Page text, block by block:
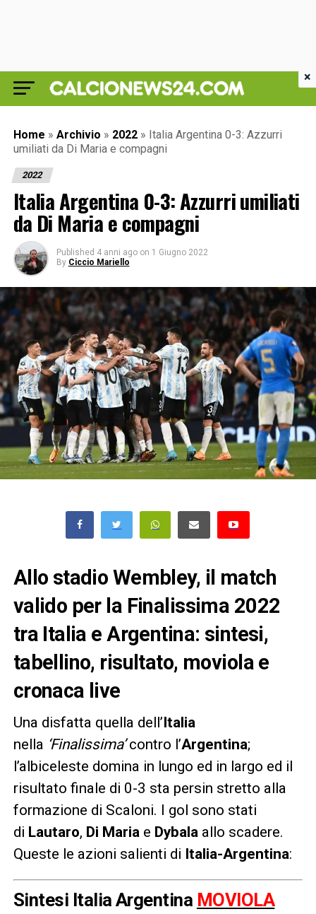
Home » Archivio » 2022 » Italia Argentina 0-3: Azzurri
umiliati da Di Maria e compagni
2022
Italia Argentina 0-3: Azzurri umiliati
da Di Maria e compagni
Published 4 anni ago on 1 Giugno 2022
By Ciccio Mariello
Allo stadio Wembley, il match
valido per la Finalissima 2022
tra Italia e Argentina: sintesi,
tabellino, risultato, moviola e
cronaca live
Una disfatta quella dell’Italia
nella ‘Finalissima’contro l’Argentina;
l’albiceleste domina in lungo ed in largo ed il
risultato finale di 0-3 sta persin stretto alla
formazione di Scaloni. I gol sono stati
di Lautaro, Di Maria e Dybala allo scadere.
Queste le azioni salienti di Italia-Argentina:
Sintesi Italia Argentina MOVIOLA
×